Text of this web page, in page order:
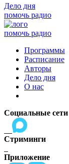
Дело дня
помочь радио
помочь радио
Программы
Расписание
Авторы
Дело дня
О нас
Социальные сети
Стриминги
Приложение